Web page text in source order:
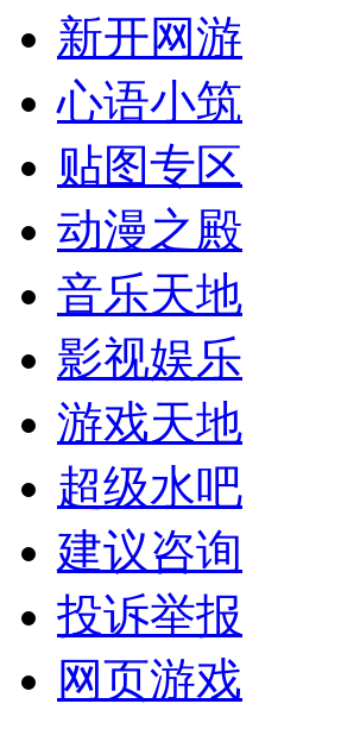
新开网游
心语小筑
贴图专区
动漫之殿
音乐天地
影视娱乐
游戏天地
超级水吧
建议咨询
投诉举报
网页游戏